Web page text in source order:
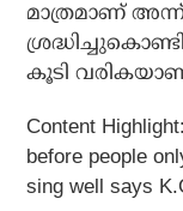
മാത്രമാണ്
കൂടി
Content
before people
sing well says